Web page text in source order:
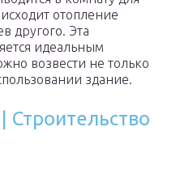
отопление
другого. Эта
идеальным
возвести не только
здание.
Строительство